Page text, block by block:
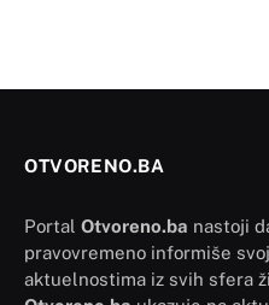
OTVORENO.BA
Portal Otvoreno.ba nastoji
pravovremeno informiše
aktuelnostima iz svih sfera